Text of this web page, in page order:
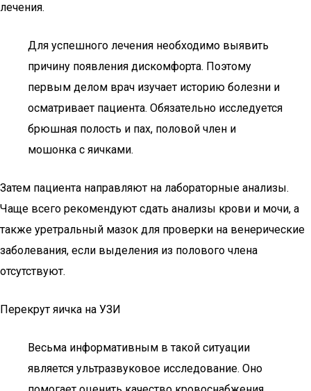
лечения.
Для успешного лечения необходимо выявить
причину появления дискомфорта. Поэтому
первым делом врач изучает историю болезни и
осматривает пациента. Обязательно исследуется
брюшная полость и пах, половой член и
мошонка с яичками.
Затем пациента направляют на лабораторные анализы.
Чаще всего рекомендуют сдать анализы крови и мочи, а
также уретральный мазок для проверки на венерические
заболевания, если выделения из полового члена
отсутствуют.
Перекрут яичка на УЗИ
Весьма информативным в такой ситуации
является ультразвуковое исследование. Оно